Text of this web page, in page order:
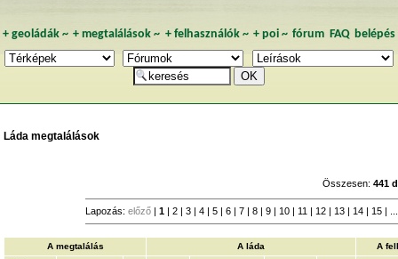
+ geoládák~ +megtalálások ~ + felhasználók~ + poi~ fórum FAQ belépés
Láda megtalálások
Összesen:441
Lapozás:előző |1 2 3 4 5 6 7 8 9 10 11 12 13 14 15 |
A megtalálás A láda
A